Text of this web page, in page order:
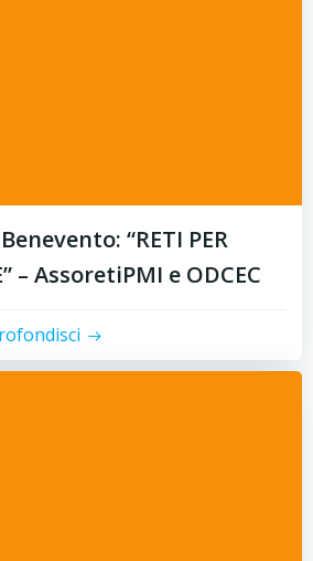
“RETI PER
– AssoretiPMI e ODCEC